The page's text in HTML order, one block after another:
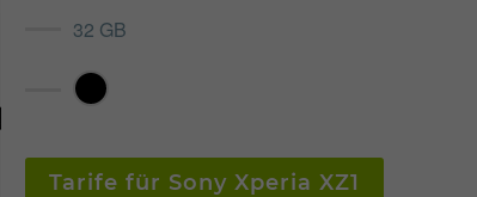
32 GB
Tarife für Sony Xperia XZ1